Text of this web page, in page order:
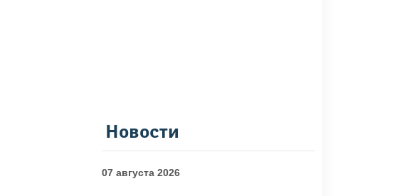
Новости
07 августа 2026